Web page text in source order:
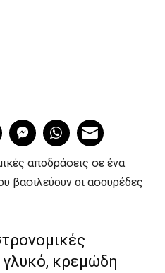
αποδράσεις σε ένα
βασιλεύουν οι ασουρέδες
κρεμώδη